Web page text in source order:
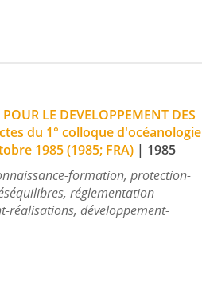
LE DEVELOPPEMENT DES
du 1° colloque d'océanologie
1985 (1985; FRA) | 1985
formation, protection-
réglementation-
réalisations, développement-